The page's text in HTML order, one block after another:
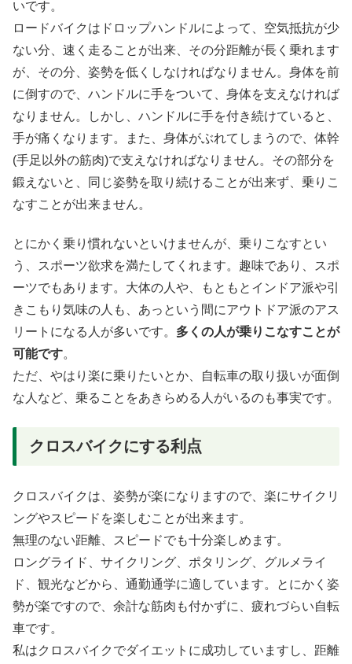
いです。
ロードバイクはドロップハンドルによって、空気抵抗が少
ない分、速く走ることが出来、その分距離が長く乗れます
が、その分、姿勢を低くしなければなりません。身体を前
に倒すので、ハンドルに手をついて、身体を支えなければ
なりません。しかし、ハンドルに手を付き続けていると、
手が痛くなります。また、身体がぶれてしまうので、体幹
(手足以外の筋肉)で支えなければなりません。その部分を
鍛えないと、同じ姿勢を取り続けることが出来ず、乗りこ
なすことが出来ません。
とにかく乗り慣れないといけませんが、乗りこなすとい
う、スポーツ欲求を満たしてくれます。趣味であり、スポ
ーツでもあります。大体の人や、もともとインドア派や引
きこもり気味の人も、あっという間にアウトドア派のアス
リートになる人が多いです。 多くの人が乗りこなすことが
可能です。
ただ、やはり楽に乗りたいとか、自転車の取り扱いが面倒
な人など、乗ることをあきらめる人がいるのも事実です。
クロスバイクにする利点
クロスバイクは、姿勢が楽になりますので、楽にサイクリ
ングやスピードを楽しむことが出来ます。
無理のない距離、スピードでも十分楽しめます。
ロングライド、サイクリング、ポタリング、グルメライ
ド、観光などから、通勤通学に適しています。とにかく姿
勢が楽ですので、余計な筋肉も付かずに、疲れづらい自転
車です。
私はクロスバイクでダイエットに成功していますし、距離